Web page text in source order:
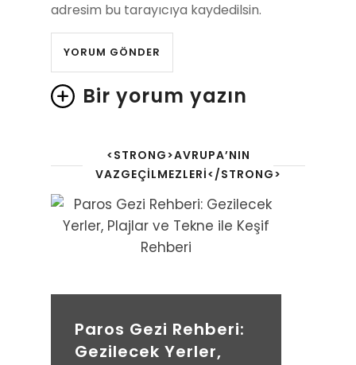
adresim bu tarayıcıya kaydedilsin.
Bir yorum yazın
<STRONG>AVRUPA’NIN
VAZGEÇILMEZLERI</STRONG>
Paros Gezi Rehberi:
Gezilecek Yerler,